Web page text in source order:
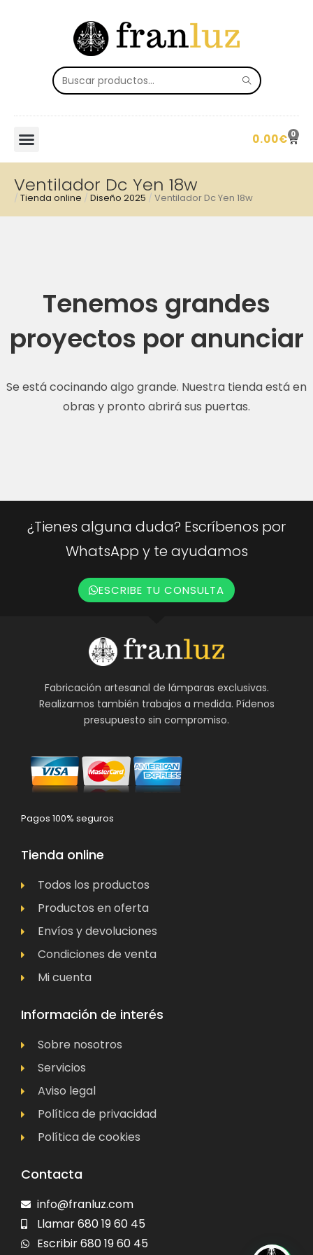
0.00€ 0
Ventilador Dc Yen 18w
/ Tienda online / Diseño 2025 / Ventilador Dc Yen 18w
Tenemos grandes
proyectos por anunciar
Se está cocinando algo grande. Nuestra tienda está en
obras y pronto abrirá sus puertas.
¿Tienes alguna duda? Escríbenos por
WhatsApp y te ayudamos
ESCRIBE TU CONSULTA
Fabricación artesanal de lámparas exclusivas.
Realizamos también trabajos a medida. Pídenos
presupuesto sin compromiso.
Pagos 100% seguros
Tienda online
Todos los productos
Productos en oferta
Envíos y devoluciones
Condiciones de venta
Mi cuenta
Información de interés
Sobre nosotros
Servicios
Aviso legal
Política de privacidad
Política de cookies
Contacta
info@franluz.com
Llamar 680 19 60 45
Escribir 680 19 60 45